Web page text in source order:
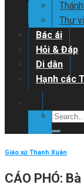
Thư
Bác ái
Hỏi & Đáp
Di dân
Hạnh các
Giáo xứ Thanh Xuân
CÁO PHÓ: